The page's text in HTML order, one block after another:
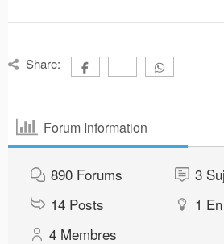
Share:
Forum Information
890 Forums 3
14 Posts 1
4 Membres